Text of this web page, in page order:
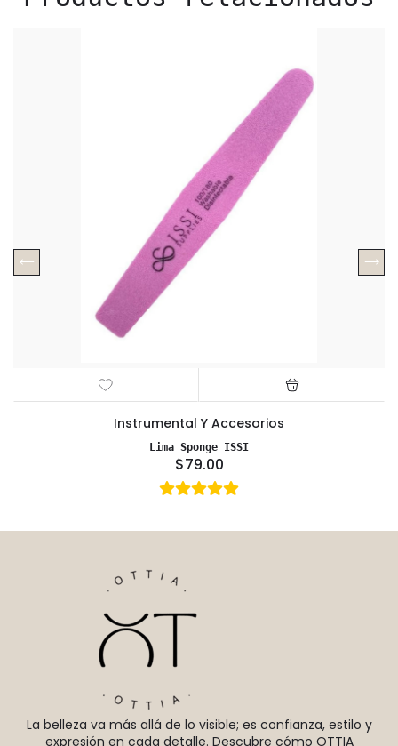
Instrumental Y Accesorios
Lima Sponge ISSI
$79.00
La belleza va más allá de lo visible; es confianza, estilo y
expresión en cada detalle. Descubre cómo OTTIA